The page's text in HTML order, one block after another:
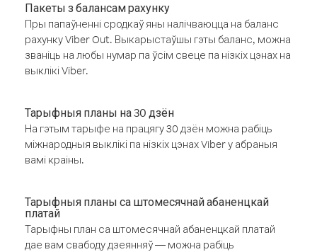
Пакеты з балансам рахунку
Пры папаўненні сродкаў яны налічваюцца на баланс
рахунку Viber Out. Выкарыстаўшы гэты баланс, можна
званіць на любы нумар па ўсім свеце па нізкіх цэнах на
выклікі Viber.
Тарыфныя планы на 30 дзён
На гэтым тарыфе на працягу 30 дзён можна рабіць
міжнародныя выклікі па нізкіх цэнах Viber у абраныя
вамі краіны.
Тарыфныя планы са штомесячнай абаненцкай
платай
Тарыфны план са штомесячнай абаненцкай платай
дае вам свабоду дзеянняў — можна рабіць